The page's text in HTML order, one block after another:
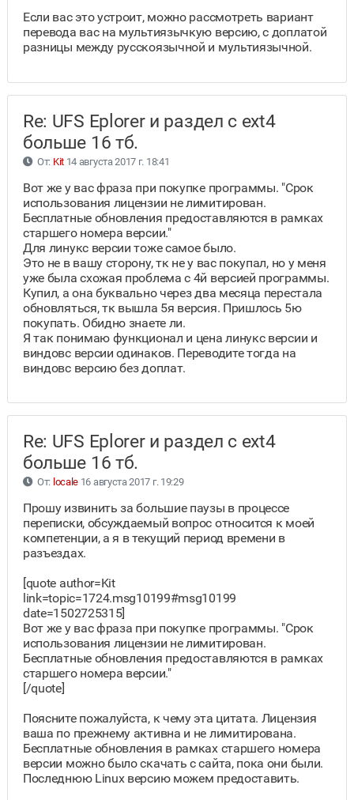
Если вас это устроит, можно рассмотреть вариант
перевода вас на мультиязычкую версию, с доплатой
разницы между русскоязычной и мультиязычной.
Re: UFS Eplorer и раздел с ext4
больше 16 тб.
От: Kit14 августа 2017 г. 18:41
Вот же у вас фраза при покупке программы. "Срок
использования лицензии не лимитирован.
Бесплатные обновления предоставляются в рамках
старшего номера версии."
Для линукс версии тоже самое было.
Это не в вашу сторону, тк не у вас покупал, но у меня
уже была схожая проблема с 4й версией программы.
Купил, а она буквально через два месяца перестала
обновляться, тк вышла 5я версия. Пришлось 5ю
покупать. Обидно знаете ли.
Я так понимаю функционал и цена линукс версии и
виндовс версии одинаков. Переводите тогда на
виндовс версию без доплат.
Re: UFS Eplorer и раздел с ext4
больше 16 тб.
От: locale 16 августа 2017 г. 19:29
Прошу извинить за большие паузы в процессе
переписки, обсуждаемый вопрос относится к моей
компетенции, а я в текущий период времени в
разъездах.
[quote author=Kit
link=topic=1724.msg10199#msg10199
date=1502725315]
Вот же у вас фраза при покупке программы. "Срок
использования лицензии не лимитирован.
Бесплатные обновления предоставляются в рамках
старшего номера версии."
[/quote]
Поясните пожалуйста, к чему эта цитата. Лицензия
ваша по прежнему активна и не лимитирована.
Бесплатные обновления в рамках старшего номера
версии можно было скачать с сайта, пока они были.
Последнюю Linux версию можем предоставить.